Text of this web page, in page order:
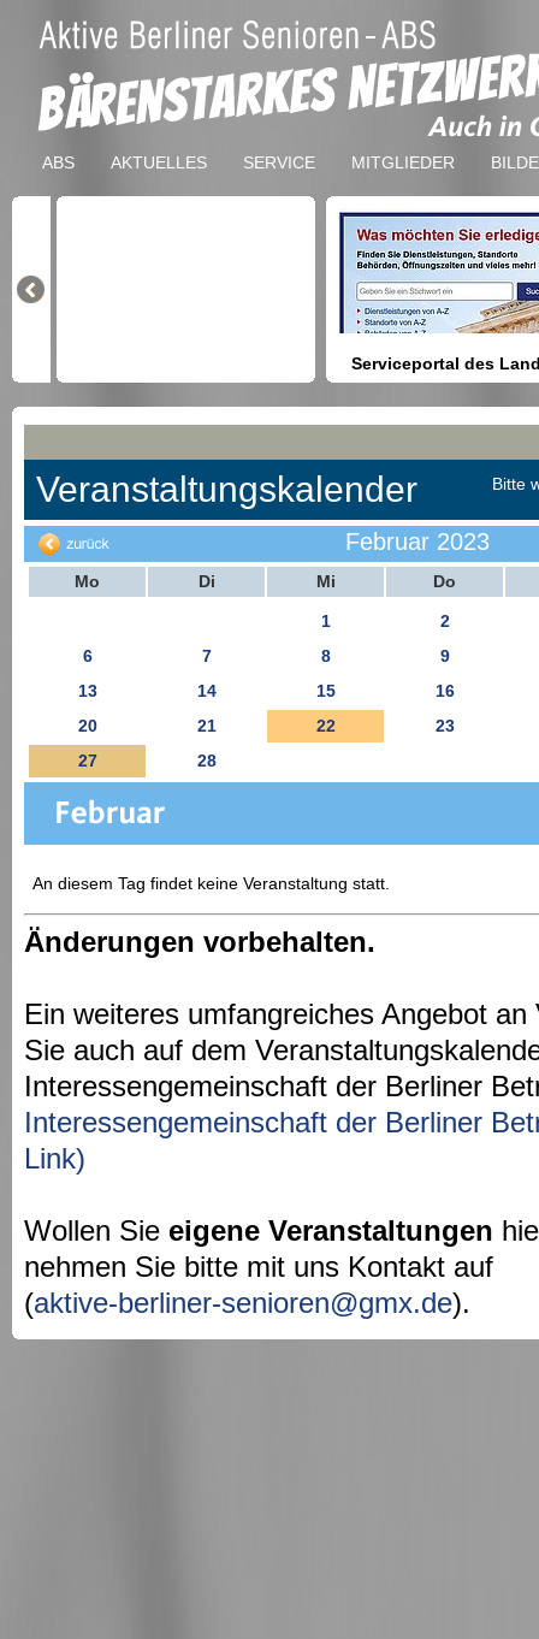
ABS AKTUELLES SERVICE MITGLIEDER
Serviceportal des
Berlin
Anmeldung bei Ämtern usw.
Veranstaltungskalender Bitte
Februar 2023
Mo Di Mi Do
1
2
6
7 8
9
13
14 15
16
20
21 22
23
27
28
An diesem Tag findet keine Veranstaltung statt.
Änderungen vorbehalten.
Ein weiteres umfangreiches Angebot
Sie auch auf dem
Interessengemeinschaft der Berliner
Interessengemeinschaft der Berliner
Link)
Wollen Sie eigene Veranstaltungen
nehmen Sie bitte mit uns Kontakt auf
(aktive-berliner-senioren@gmx.de).